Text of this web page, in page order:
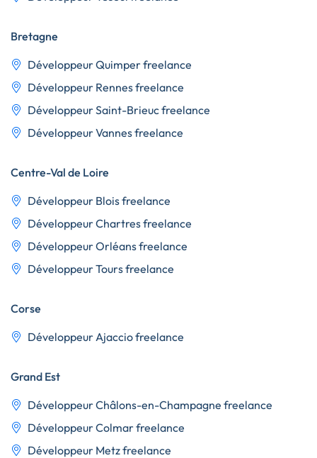
Bretagne
Développeur Quimper freelance
Développeur Rennes freelance
Développeur Saint-Brieuc freelance
Développeur Vannes freelance
Centre-Val de Loire
Développeur Blois freelance
Développeur Chartres freelance
Développeur Orléans freelance
Développeur Tours freelance
Corse
Développeur Ajaccio freelance
Grand Est
Développeur Châlons-en-Champagne freelance
Développeur Colmar freelance
Développeur Metz freelance